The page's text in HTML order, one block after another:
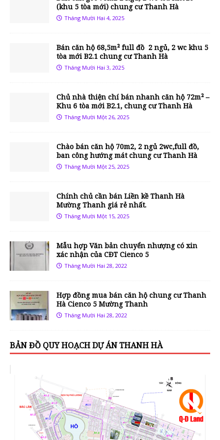
(khu 5 tòa mới) chung cư Thanh Hà
Tháng Mười Hai 4, 2025
Bán căn hộ 68,5m² full đồ 2 ngủ, 2 wc khu 5
tòa mới B2.1 chung cư Thanh Hà
Tháng Mười Hai 3, 2025
Chủ nhà thiện chí bán nhanh căn hộ 72m² –
Khu 6 tòa mới B2.1, chung cư Thanh Hà
Tháng Mười Một 26, 2025
Chào bán căn hộ 70m2, 2 ngủ 2wc,full đồ,
ban công hướng mát chung cư Thanh Hà
Tháng Mười Một 25, 2025
Chính chủ cần bán Liền kề Thanh Hà
Mường Thanh giá rẻ nhất.
Tháng Mười Một 15, 2025
Mẫu hợp Văn bản chuyển nhượng có xin
xác nhận của CĐT Cienco 5
Tháng Mười Hai 28, 2022
Hợp đồng mua bán căn hộ chung cư Thanh
Hà Cienco 5 Mường Thanh
Tháng Mười Hai 28, 2022
BẢN ĐỒ QUY HOẠCH DỰ ÁN THANH HÀ